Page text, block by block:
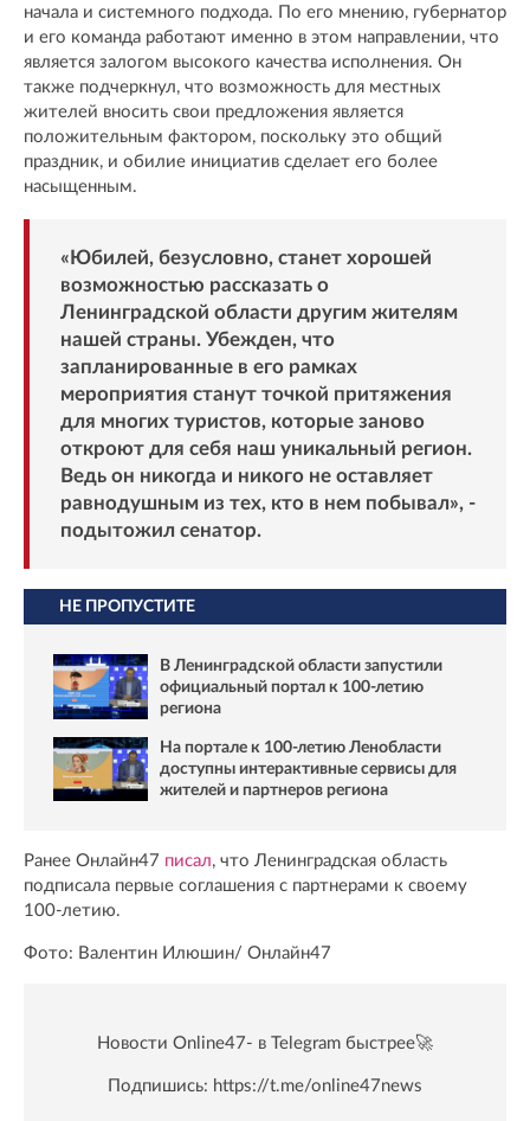
начала и системного подхода. По его мнению, губернатор
и его команда работают именно в этом направлении, что
является залогом высокого качества исполнения. Он
также подчеркнул, что возможность для местных
жителей вносить свои предложения является
положительным фактором, поскольку это общий
праздник, и обилие инициатив сделает его более
насыщенным.
«Юбилей, безусловно, станет хорошей
возможностью рассказать о
Ленинградской области другим жителям
нашей страны. Убежден, что
запланированные в его рамках
мероприятия станут точкой притяжения
для многих туристов, которые заново
откроют для себя наш уникальный регион.
Ведь он никогда и никого не оставляет
равнодушным из тех, кто в нем побывал», -
подытожил сенатор.
НЕ ПРОПУСТИТЕ
В Ленинградской области запустили
официальный портал к 100-летию
региона
На портале к 100-летию Ленобласти
доступны интерактивные сервисы для
жителей и партнеров региона
Ранее Онлайн47 писал, что Ленинградская область
подписала первые соглашения с партнерами к своему
100-летию.
Фото: Валентин Илюшин/ Oнлайн47
Новости Online47- в Telegram быстрее🚀
Подпишись: https://t.me/online47news